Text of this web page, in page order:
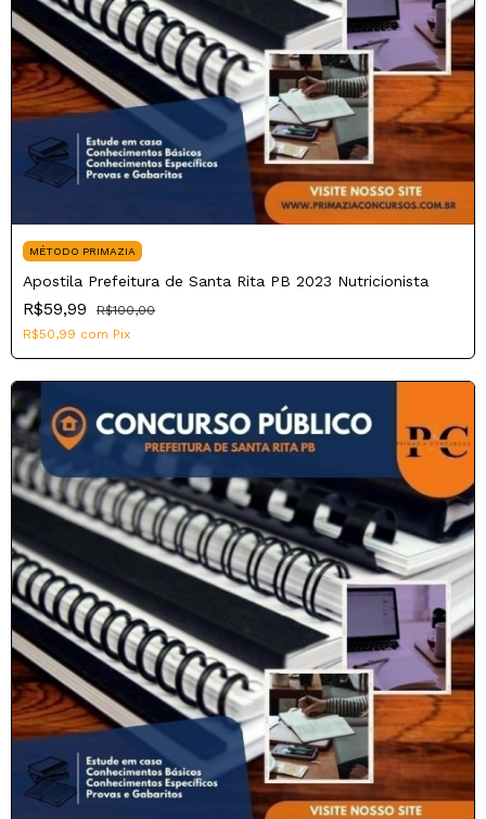
MÉTODO PRIMAZIA
Apostila Prefeitura de Santa Rita PB 2023 Nutricionista
R$59,99
R$100,00
R$50,99 com Pix